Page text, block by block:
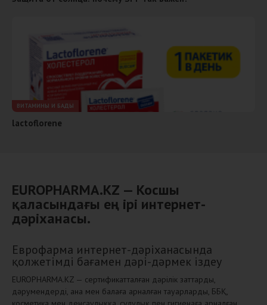
ВИТАМИНЫ И БАДЫ
lactoflorene
EUROPHARMA.KZ — Косшы
қаласындағы ең ірі интернет-
дәріханасы.
Еврофарма интернет-дәріханасында
қолжетімді бағамен дәрі-дәрмек іздеу
EUROPHARMA.KZ — сертификатталған дәрілік заттарды,
дәрумендерді, ана мен балаға арналған тауарларды, ББҚ,